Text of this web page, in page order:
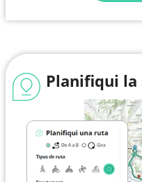
Planifiqui la